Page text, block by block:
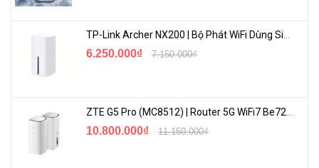
6.250.000₫ 7.150.000₫
10.800.000₫ 11.150.000₫